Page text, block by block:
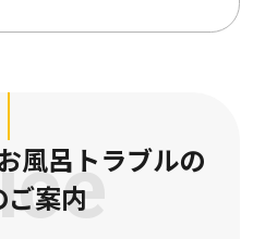
風呂トラブルの
案内